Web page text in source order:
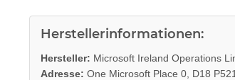
Herstellerinformationen:
Hersteller: Microsoft Ireland Operations
Adresse: One Microsoft Place 0, D18
gebraucht
29,99 €*